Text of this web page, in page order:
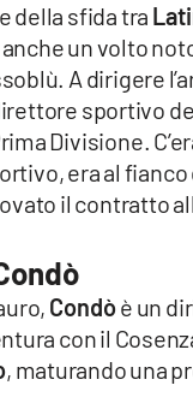
della sfida tra
un volto
A dirigere
sportivo
Divisione.
era al fianco
il contratto
Condòè un
con il
, maturando una